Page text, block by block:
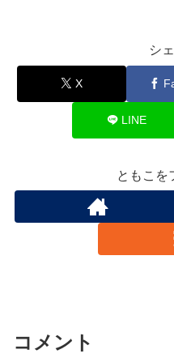
シ
X
LINE
ともこを
コメント